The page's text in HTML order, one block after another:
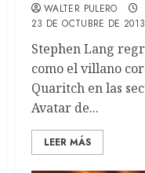
WALTER PULERO
23 DE OCTUBRE DE 2013
Stephen Lang
como el villano
Quaritch en las
Avatar de...
LEER MÁS